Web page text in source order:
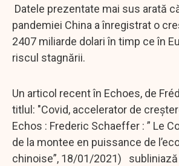
Datele prezentate mai sus arată
pandemiei China a înregistrat o
2407 miliarde dolari în timp ce în
riscul stagnării.
Un articol recent în Echoes, de
titlul: "Covid, accelerator de
Echos : Frederic Schaeffer : ” Le
de la montee en puissance de
chinoise”, 18/01/2021)